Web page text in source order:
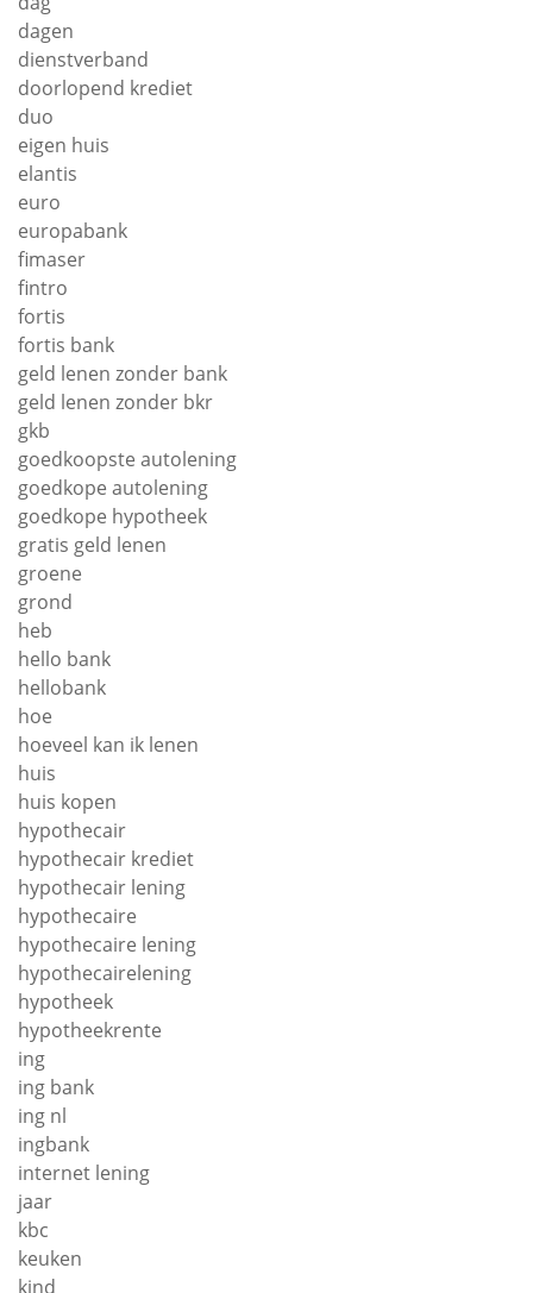
dagen
dienstverband
doorlopend krediet
duo
eigen huis
elantis
euro
europabank
fimaser
fintro
fortis
fortis bank
geld lenen zonder bank
geld lenen zonder bkr
gkb
goedkoopste autolening
goedkope autolening
goedkope hypotheek
gratis geld lenen
groene
grond
heb
hello bank
hellobank
hoe
hoeveel kan ik lenen
huis
huis kopen
hypothecair
hypothecair krediet
hypothecair lening
hypothecaire
hypothecaire lening
hypothecairelening
hypotheek
hypotheekrente
ing
ing bank
ing nl
ingbank
internet lening
jaar
kbc
keuken
kind